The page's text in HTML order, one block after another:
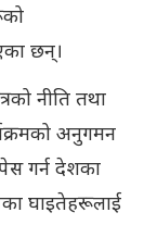
छन्।
नीति तथा
अनुगमन
पेस गर्न देशका
घाइतेहरूलाई